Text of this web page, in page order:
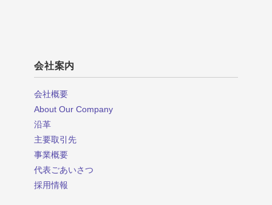
会社案内
会社概要
About Our Company
沿革
主要取引先
事業概要
代表ごあいさつ
採用情報